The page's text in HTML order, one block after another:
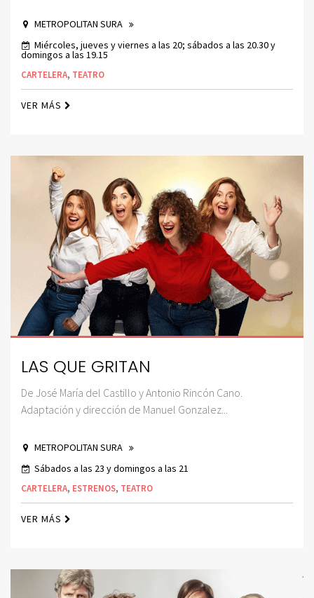
METROPOLITAN SURA
Miércoles, jueves y viernes a las 20; sábados a las 20.30 y
domingos a las 19.15
CARTELERA, TEATRO
VER MÁS
LAS QUE GRITAN
De José María del Castillo y Antonio Rincón Cano.
Adaptación y dirección de Manuel Gonzalez...
METROPOLITAN SURA
Sábados a las 23 y domingos a las 21
CARTELERA, ESTRENOS, TEATRO
VER MÁS